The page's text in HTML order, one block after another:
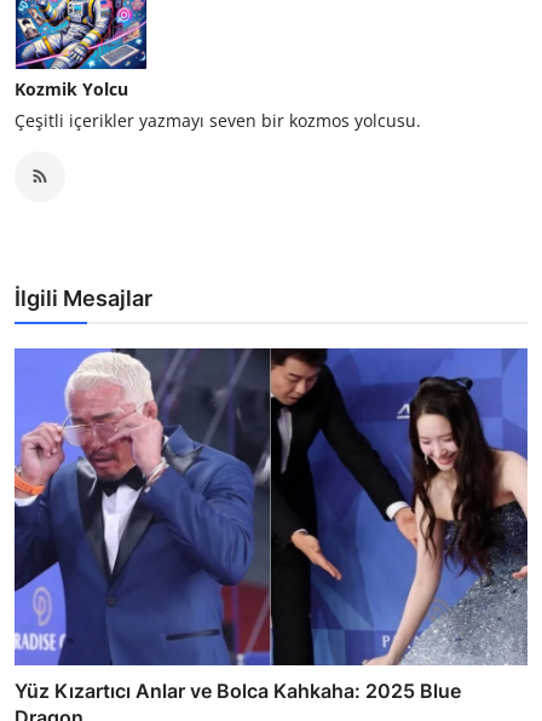
Kozmik Yolcu
Çeşitli içerikler yazmayı seven bir kozmos yolcusu.
İlgili Mesajlar
Yüz Kızartıcı Anlar ve Bolca Kahkaha: 2025 Blue